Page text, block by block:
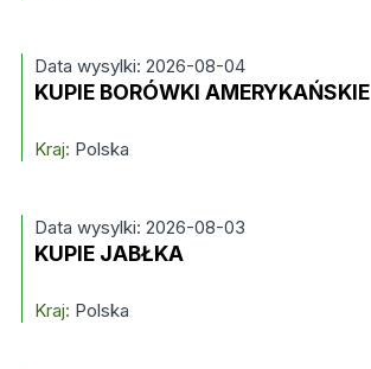
Data wysylki: 2026-08-04
KUPIE BORÓWKI AMERYKAŃSKIE
Kraj: Polska
Data wysylki: 2026-08-03
KUPIE JABŁKA
Kraj: Polska